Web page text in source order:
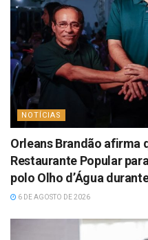
NOTÍCIAS
Orleans Brandão afirma
Restaurante Popular
polo Olho d’Água
6 DE AGOSTO DE 2026